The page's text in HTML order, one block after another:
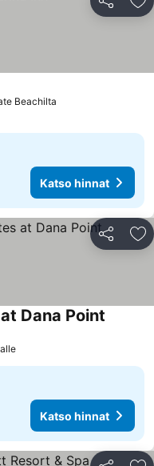
Jaa
Beachilta
Katso hinnat
Jaa
Dana Point
Katso hinnat